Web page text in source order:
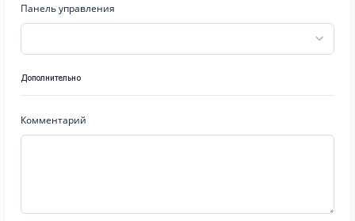
Панель управления
Дополнительно
Комментарий